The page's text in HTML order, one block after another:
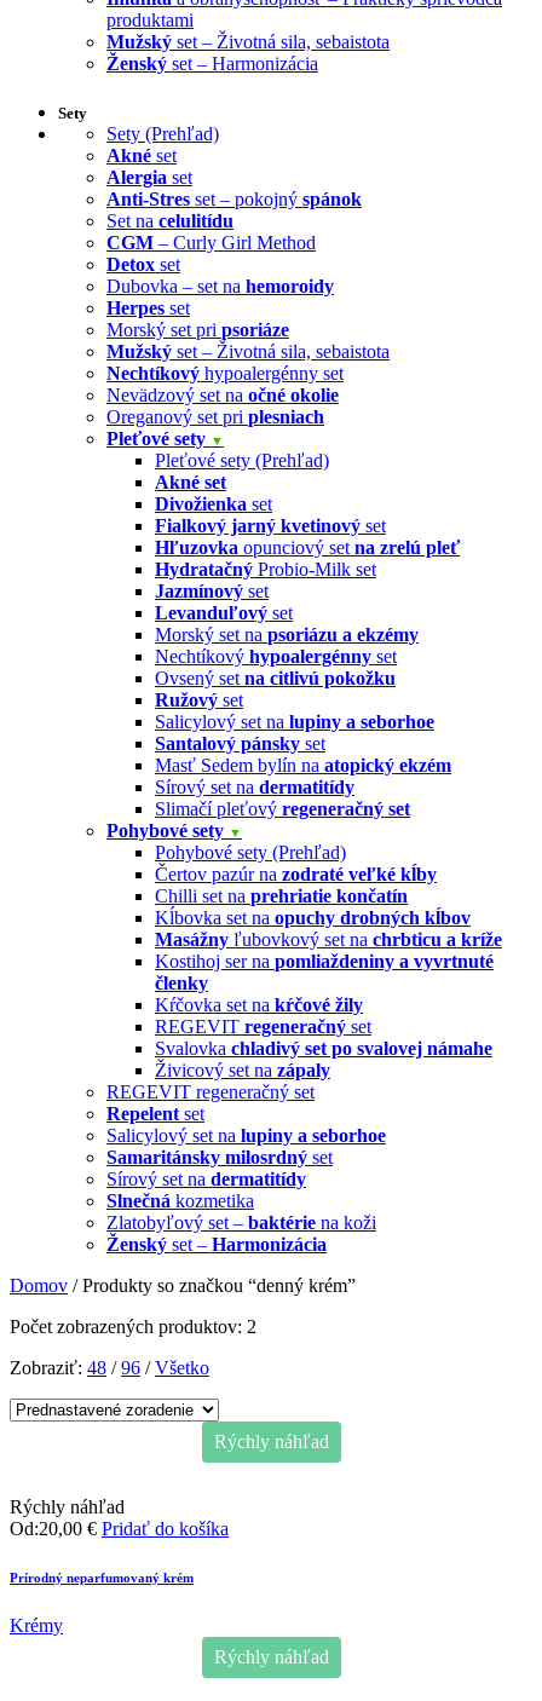
produktami
Mužský set – Životná sila, sebaistota
Ženský set – Harmonizácia
Sety
Sety (Prehľad)
Akné set
Alergia set
Anti-Stres set – pokojný spánok
Set na celulitídu
CGM – Curly Girl Method
Detox set
Dubovka – set na hemoroidy
Herpes set
Morský set pri psoriáze
Mužský set – Životná sila, sebaistota
Nechtíkový hypoalergénny set
Nevädzový set na očné okolie
Oreganový set pri plesniach
Pleťové sety ▼
Pleťové sety (Prehľad)
Akné set
Divožienka set
Fialkový jarný kvetinový set
Hľuzovka opunciový set na zrelú pleť
Hydratačný Probio-Milk set
Jazmínový set
Levanduľový set
Morský set na psoriázu a ekzémy
Nechtíkový hypoalergénny set
Ovsený set na citlivú pokožku
Ružový set
Salicylový set na lupiny a seborhoe
Santalový pánsky set
Masť Sedem bylín na atopický ekzém
Sírový set na dermatitídy
Slimačí pleťový regeneračný set
Pohybové sety ▼
Pohybové sety (Prehľad)
Čertov pazúr na zodraté veľké kĺby
Chilli set na prehriatie končatín
Kĺbovka set na opuchy drobných kĺbov
Masážny ľubovkový set na chrbticu a kríže
Kostihoj ser na pomliaždeniny a vyvrtnuté
členky
Kŕčovka set na kŕčové žily
REGEVIT regeneračný set
Svalovka chladivý set po svalovej námahe
Živicový set na zápaly
REGEVIT regeneračný set
Repelent set
Salicylový set na lupiny a seborhoe
Samaritánsky milosrdný set
Sírový set na dermatitídy
Slnečná kozmetika
Zlatobyľový set – baktérie na koži
Ženský set – Harmonizácia
Domov / Produkty so značkou “denný krém”
Počet zobrazených produktov: 2
Zobraziť: 48 /96 /Všetko
Rýchly náhľad
Rýchly náhľad
Od:20,00 € Pridať do košíka
Prírodný neparfumovaný krém
Krémy
Rýchly náhľad